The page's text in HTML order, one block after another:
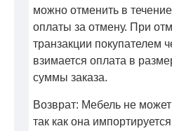
можно отменить в
оплаты за отмену. При
транзакции покупателем
взимается оплата в
суммы заказа.
Возврат: Мебель не
так как она